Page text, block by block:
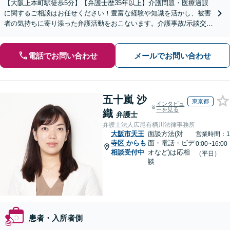
【大阪上本町駅徒歩5分】【弁護士歴35年以上】介護問題・医療過誤
に関するご相談はお任せください！豊富な経験や知識を活かし、被害
者の気持ちに寄り添った弁護活動をおこないます。介護事故/示談交
電話でお問い合わせ メールでお問い合わせ
五十嵐 沙
織 弁護士
インタビュ
ーを見る
東京都
弁護士法人広尾有栖川法律事務所
大阪市天王
寺区 からも
相談受付中
面談方法(対
面・電話・ビデ
オなど)は応相
談
営業時間：1
0:00~16:00
（平日）
患者・入所者側